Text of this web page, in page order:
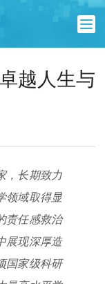
越人生与
，长期致力
领域取得显
责任感救治
展现深厚造
国家级科研